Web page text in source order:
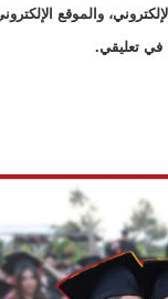
والموقع
في تعليقي.